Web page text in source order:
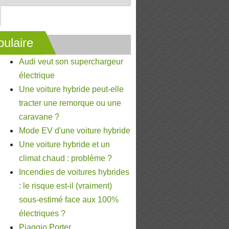
Audi veut son superchargeur
électrique
Une voiture hybride peut-elle
tracter une remorque ou une
caravane ?
Mode EV d'une voiture hybride
Une voiture hybride et un
climat chaud : problème ?
Incendies de voitures hybrides
: le risque est-il (vraiment)
sous-estimé face aux 100%
électriques ?